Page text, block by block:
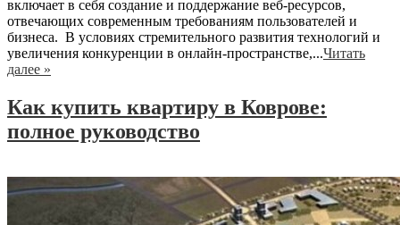
включает в себя создание и поддержание веб-ресурсов,
отвечающих современным требованиям пользователей и
бизнеса. В условиях стремительного развития технологий и
увеличения конкуренции в онлайн-пространстве,...Читать
далее »
Как купить квартиру в Коврове:
полное руководство